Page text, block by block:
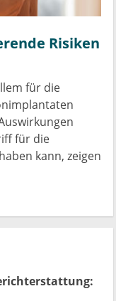
Risiken
für die
für die
kann, zeigen